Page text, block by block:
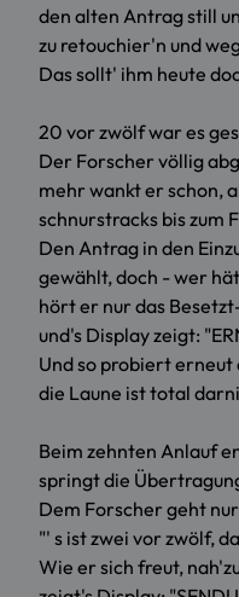
den alten Antrag still
zu retouchier'n und
Das sollt' ihm heute
20 vor zwölf war es
Der Forscher völlig
mehr wankt er schon,
schnurstracks bis zum
Den Antrag in den
gewählt, doch - wer
hört er nur das
und's Display zeigt:
Und so probiert erneut
die Laune ist total
Beim zehnten Anlauf
springt die
Dem Forscher geht
"' s ist zwei vor zwölf,
Wie er sich freut,